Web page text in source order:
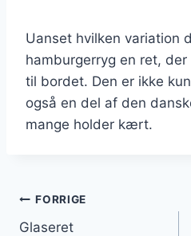
Uanset hvilken variation
hamburgerryg en ret,
til bordet. Den er ikke
også en del af den
mange holder kært.
FORRIGE
Glaseret